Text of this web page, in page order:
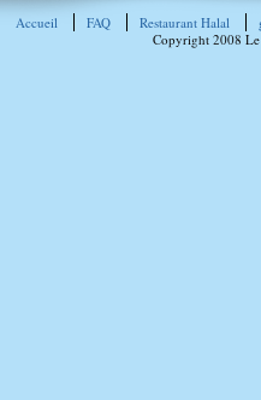
Accueil FAQ Restaurant Halal
Copyright 2008